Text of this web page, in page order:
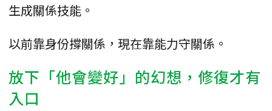
生成關係技能。
以前靠身份撐關係，現在靠能力守關係。
放下「他會變好」的幻想，修復才有
入口